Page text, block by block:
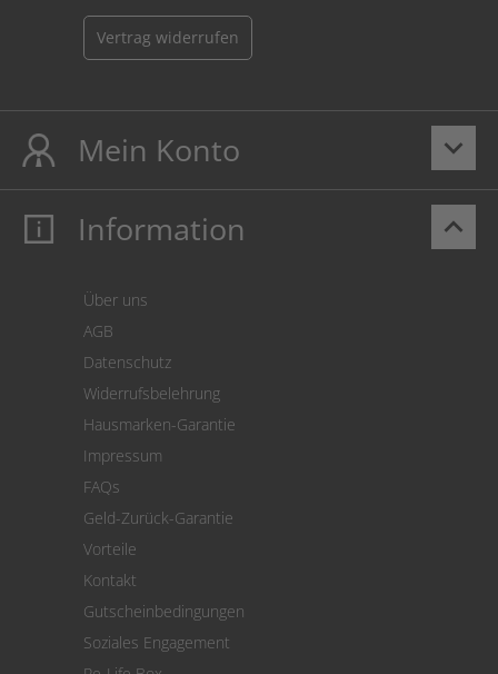
Vertrag widerrufen
keyboard_arrow_down
Mein Konto
Mein Konto
Cookie Einstellungen
keyboard_arrow_up
Information
Über uns
AGB
Datenschutz
Widerrufsbelehrung
Hausmarken-Garantie
Impressum
FAQs
Geld-Zurück-Garantie
Vorteile
Kontakt
Gutscheinbedingungen
Soziales Engagement